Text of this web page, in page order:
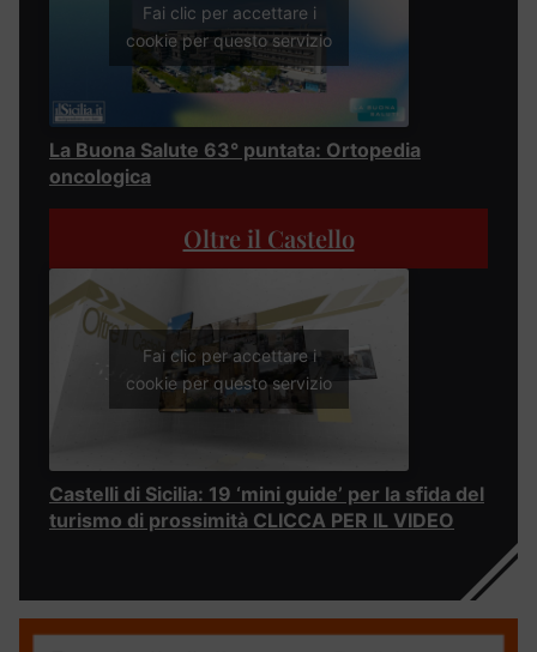
Fai clic per accettare i
cookie per questo servizio
La Buona Salute 63° puntata: Ortopedia
oncologica
Oltre il Castello
Fai clic per accettare i
cookie per questo servizio
Castelli di Sicilia: 19 ‘mini guide’ per la sfida del
turismo di prossimità CLICCA PER IL VIDEO